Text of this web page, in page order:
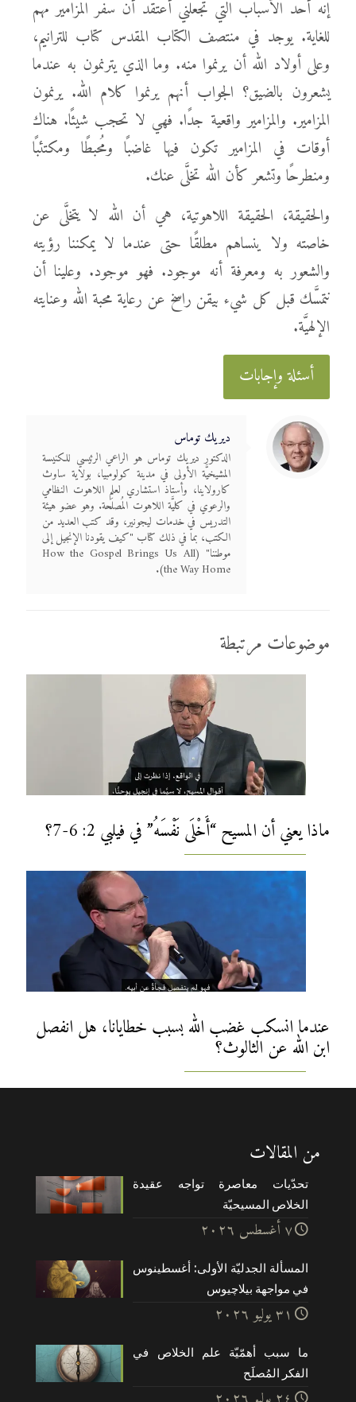
إنه أحد الأسباب التي تجعلني أعتقد أن سفر المزامير مهم
للغاية. يوجد في منتصف الكتاب المقدس كتاب للترانيم،
وعلى أولاد الله أن يرنموا منه. وما الذي يترنمون به عندما
يشعرون بالضيق؟ الجواب أنهم يرنموا كلام الله. يرنمون
المزامير. والمزامير واقعية جدًا. فهي لا تحجب شيئًا. هناك
أوقات في المزامير تكون فيها غاضبًا ومُحبطًا ومكتئبًا
ومنطرحًا وتشعر كأن الله تخلَّى عنك.
والحقيقة، الحقيقة اللاهوتية، هي أن الله لا يتخلَّى عن
خاصته ولا ينساهم مطلقًا حتى عندما لا يمكننا رؤيته
والشعور به ومعرفة أنه موجود. فهو موجود. وعلينا أن
نتمسَّك قبل كل شيء بيقن راسخ عن رعاية محبة الله وعنايته
الإلهيَّة.
أسئلة وإجابات
ديريك توماس
الدكتور ديريك توماس هو الراعي الرئيسي للكنيسة
المشيخيَّة الأولى في مدينة كولومبيا، بولاية ساوث
كارولاينا، وأستاذ استشاري لعلم اللاهوت النظامي
والرعوي في كليَّة اللاهوت المُصلَحة. وهو عضو هيئة
التدريس في خدمات ليجونير، وقد كتب العديد من
الكتب، بما في ذلك كتاب "كيف يقودنا الإنجيل إلى
موطننا" (How the Gospel Brings Us All
the Way Home).
موضوعات مرتبطة
ماذا يعني أن المسيح “أَخْلَى نَفْسَهُ” في فيلبي 2: 6-7؟
عندما انسكب غضب الله بسبب خطايانا، هل انفصل
ابن الله عن الثالوث؟
من المقالات
تحدّيات معاصرة تواجه عقيدة
الخلاص المسيحيّة
۷ أغسطس ۲۰۲٦
المسألة الجدليّة الأولى: أغسطينوس
في مواجهة بيلاچيوس
۳۱ يوليو ۲۰۲٦
ما سبب أهمّيّة علم الخلاص في
الفكر المُصلَح